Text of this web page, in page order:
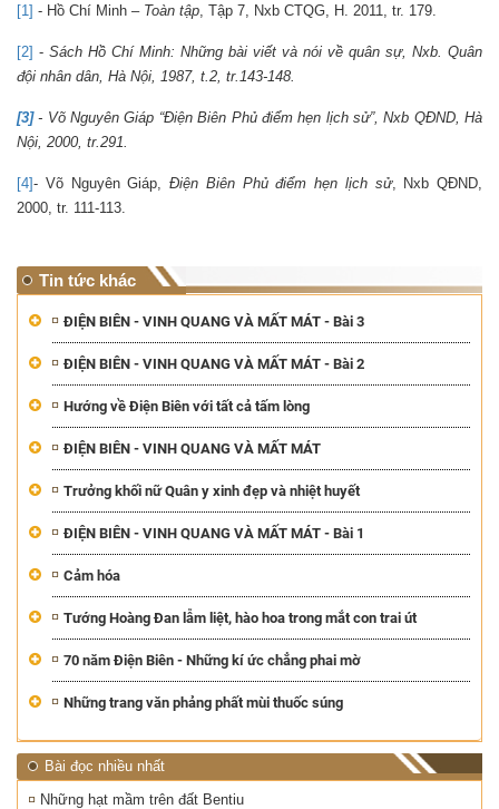
[1] - Hồ Chí Minh – Toàn tập , Tập 7, Nxb CTQG, H. 2011, tr. 179.
[2] - Sách Hồ Chí Minh: Những bài viết và nói về quân sự, Nxb. Quân
đội nhân dân, Hà Nội, 1987, t.2, tr.143-148.
[3] - Võ Nguyên Giáp “Điện Biên Phủ điểm hẹn lịch sử”, Nxb QĐND, Hà
Nội, 2000, tr.291.
[4]- Võ Nguyên Giáp, Điện Biên Phủ điểm hẹn lịch sử, Nxb QĐND,
2000, tr. 111-113.
Tin tức khác
ĐIỆN BIÊN - VINH QUANG VÀ MẤT MÁT - Bài 3
ĐIỆN BIÊN - VINH QUANG VÀ MẤT MÁT - Bài 2
Hướng về Điện Biên với tất cả tấm lòng
ĐIỆN BIÊN - VINH QUANG VÀ MẤT MÁT
Trưởng khối nữ Quân y xinh đẹp và nhiệt huyết
ĐIỆN BIÊN - VINH QUANG VÀ MẤT MÁT - Bài 1
Cảm hóa
Tướng Hoàng Đan lẫm liệt, hào hoa trong mắt con trai út
70 năm Điện Biên - Những kí ức chẳng phai mờ
Những trang văn phảng phất mùi thuốc súng
Bài đọc nhiều nhất
Những hạt mầm trên đất Bentiu